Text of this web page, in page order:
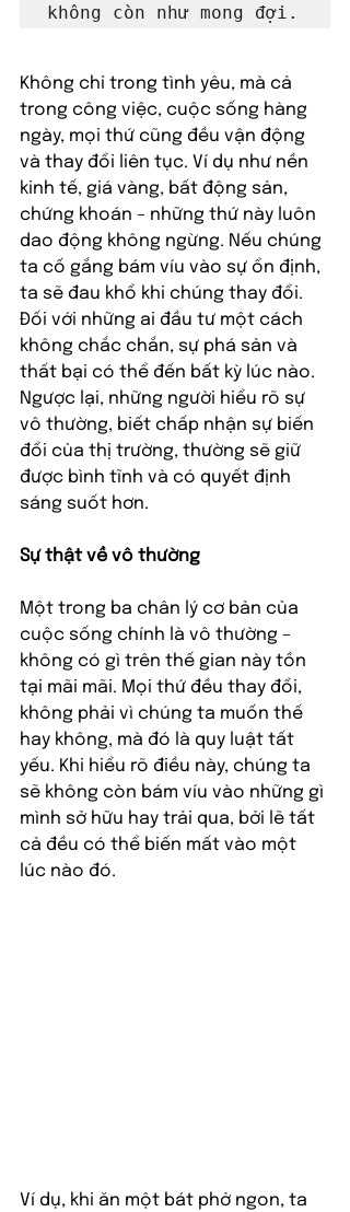
không còn như mong đợi.
Không chỉ trong tình yêu, mà cả
trong công việc, cuộc sống hàng
ngày, mọi thứ cũng đều vận động
và thay đổi liên tục. Ví dụ như nền
kinh tế, giá vàng, bất động sản,
chứng khoán – những thứ này luôn
dao động không ngừng. Nếu chúng
ta cố gắng bám víu vào sự ổn định,
ta sẽ đau khổ khi chúng thay đổi.
Đối với những ai đầu tư một cách
không chắc chắn, sự phá sản và
thất bại có thể đến bất kỳ lúc nào.
Ngược lại, những người hiểu rõ sự
vô thường, biết chấp nhận sự biến
đổi của thị trường, thường sẽ giữ
được bình tĩnh và có quyết định
sáng suốt hơn.
Sự thật về vô thường
Một trong ba chân lý cơ bản của
cuộc sống chính là vô thường –
không có gì trên thế gian này tồn
tại mãi mãi. Mọi thứ đều thay đổi,
không phải vì chúng ta muốn thế
hay không, mà đó là quy luật tất
yếu. Khi hiểu rõ điều này, chúng ta
sẽ không còn bám víu vào những gì
mình sở hữu hay trải qua, bởi lẽ tất
cả đều có thể biến mất vào một
lúc nào đó.
Ví dụ, khi ăn một bát phở ngon, ta